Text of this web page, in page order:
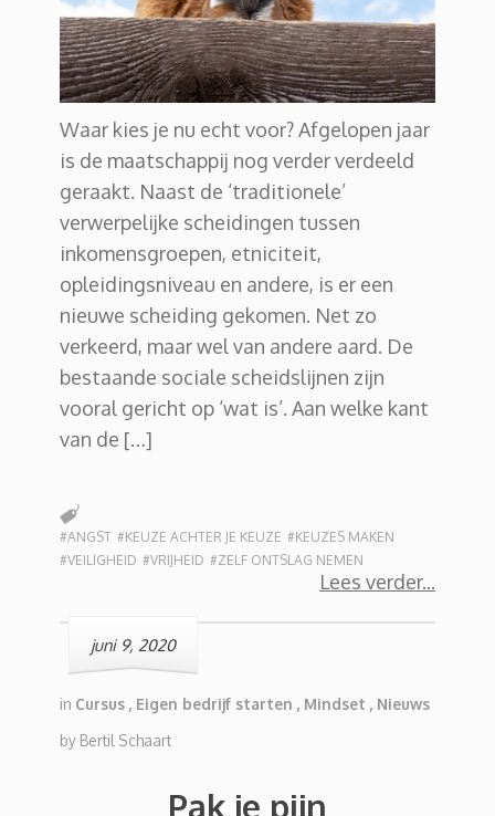
Waar kies je nu echt voor? Afgelopen jaar
is de maatschappij nog verder verdeeld
geraakt. Naast de ‘traditionele’
verwerpelijke scheidingen tussen
inkomensgroepen, etniciteit,
opleidingsniveau en andere, is er een
nieuwe scheiding gekomen. Net zo
verkeerd, maar wel van andere aard. De
bestaande sociale scheidslijnen zijn
vooral gericht op ‘wat is’. Aan welke kant
van de […]
Lees verder
#ANGST #KEUZE ACHTER JE KEUZE #KEUZES MAKEN
#VEILIGHEID #VRIJHEID #ZELF ONTSLAG NEMEN
juni 9, 2020
in Cursus , Eigen bedrijf starten , Mindset , Nieuws
by Bertil Schaart
Pak je pijn